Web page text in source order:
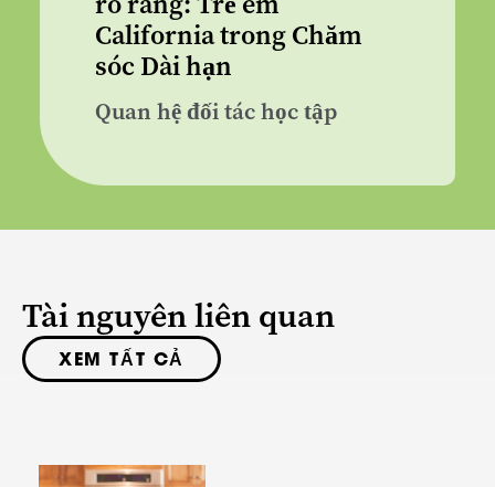
California trong Chăm
sóc Dài hạn
Quan hệ đối tác học tập
Tài nguyên liên quan
XEM TẤT CẢ